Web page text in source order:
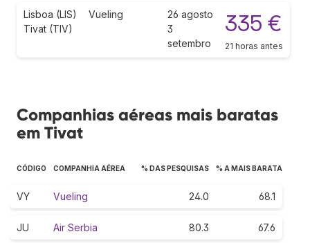
Lisboa (LIS)
Tivat (TIV)
Vueling
26 agosto
3
setembro
335 €
21 horas antes
Companhias aéreas mais baratas
em Tivat
CÓDIGO COMPANHIA AÉREA % DAS PESQUISAS % A MAIS BARATA
VY Vueling 24.0 68.1
JU Air Serbia 80.3 67.6